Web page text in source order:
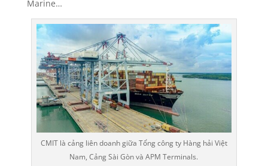
Marine…
CMIT là cảng liên doanh giữa Tổng công ty Hàng hải Việt
Nam, Cảng Sài Gòn và APM Terminals.